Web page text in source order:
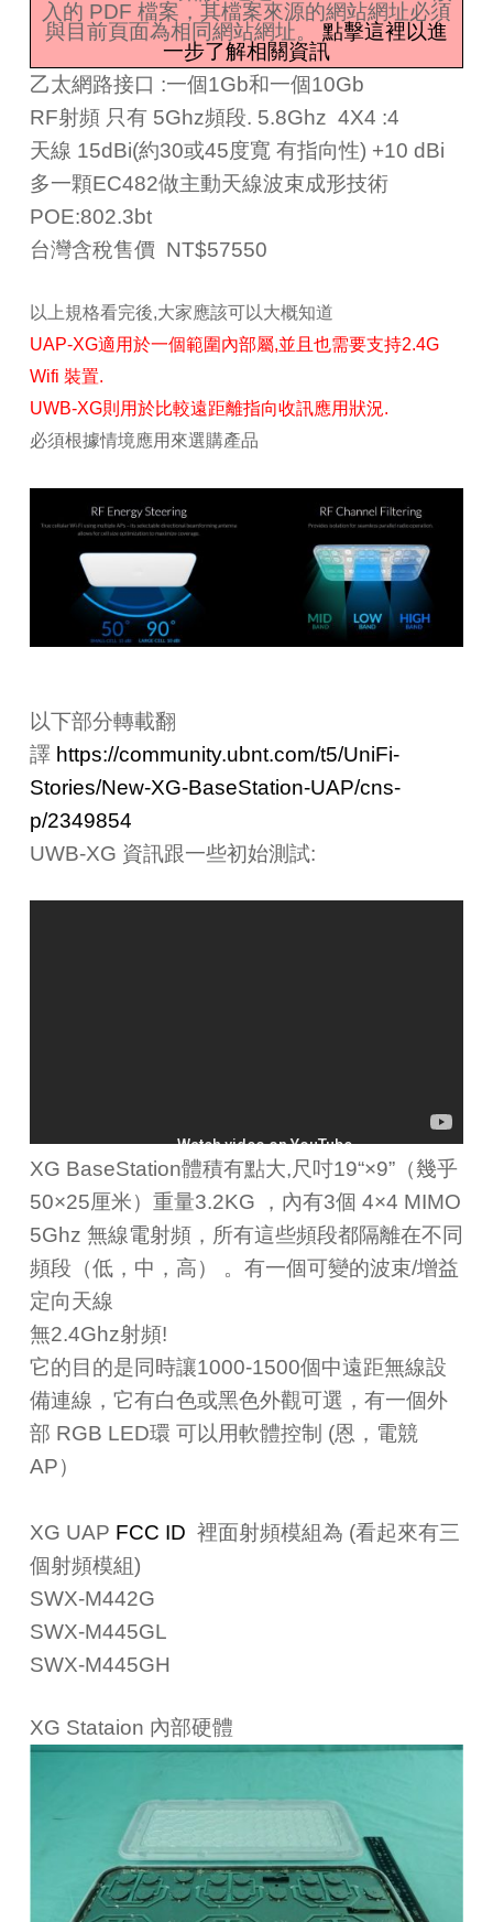
入的 PDF 檔案，其檔案來源的網站網址必須
與目前頁面為相同網站網址。 點擊這裡以進
一步了解相關資訊
乙太網路接口 :一個1Gb和一個10Gb
RF射頻 只有 5Ghz頻段. 5.8Ghz 4X4 :4
天線 15dBi(約30或45度寬 有指向性) +10 dBi
多一顆EC482做主動天線波束成形技術
POE:802.3bt
台灣含稅售價 NT$57550
以上規格看完後,大家應該可以大概知道
UAP-XG適用於一個範圍內部屬,並且也需要支持2.4G
Wifi 裝置.
UWB-XG則用於比較遠距離指向收訊應用狀況.
必須根據情境應用來選購產品
以下部分轉載翻
譯 https://community.ubnt.com/t5/UniFi-
Stories/New-XG-BaseStation-UAP/cns-
p/2349854
UWB-XG 資訊跟一些初始測試:
XG BaseStation體積有點大,尺吋19“×9”（幾乎
50×25厘米）重量3.2KG ，內有3個 4×4 MIMO
5Ghz 無線電射頻，所有這些頻段都隔離在不同
頻段（低，中，高） 。有一個可變的波束/增益
定向天線
無2.4Ghz射頻!
它的目的是同時讓1000-1500個中遠距無線設
備連線，它有白色或黑色外觀可選，有一個外
部 RGB LED環 可以用軟體控制 (恩，電競
AP）
XG UAP FCC ID 裡面射頻模組為 (看起來有三
個射頻模組)
SWX-M442G
SWX-M445GL
SWX-M445GH
XG Stataion 內部硬體